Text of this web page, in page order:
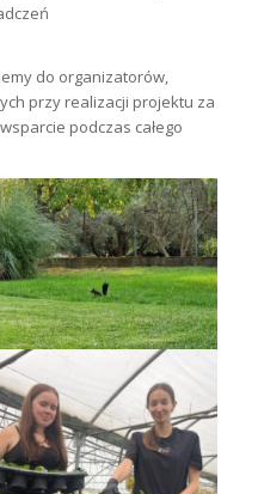
do organizatorów,
przy realizacji projektu za
podczas całego